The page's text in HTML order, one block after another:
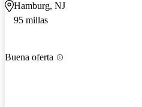
Hamburg, NJ
95 millas
Buena oferta